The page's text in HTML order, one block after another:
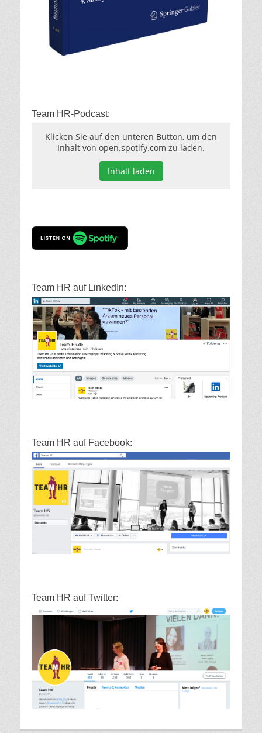
Team HR-Podcast:
Klicken Sie auf den unteren Button, um den
Inhalt von open.spotify.com zu laden.
Inhalt laden
Team HR auf LinkedIn:
Team HR auf Facebook:
Team HR auf Twitter: